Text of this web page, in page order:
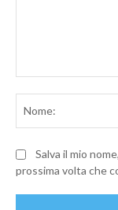
Salva il mio
prossima volta che